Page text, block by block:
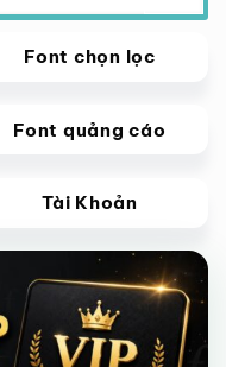
Font chọn lọc
Font quảng cáo
Tài Khoản